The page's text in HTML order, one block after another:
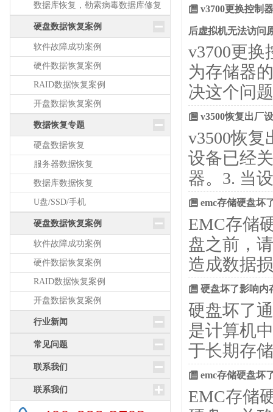
数据库恢复，勒索病毒数据库修复
硬盘数据恢复案例
软件故障成功案例
硬件数据恢复案例
RAID数据恢复案例
开盘数据恢复案例
数据恢复专题
硬盘数据恢复
服务器数据恢复
数据库数据恢复
U盘/SSD/手机
硬盘数据恢复案例
软件故障成功案例
硬件数据恢复案例
RAID数据恢复案例
开盘数据恢复案例
行业新闻
常见问题
联系我们
联系我们
v3700更换控制
后虚拟机无法访问
v3700更
为存储器
决这个问
v3500恢复出厂
v3500恢复
设备已经
器。3. 当
emc存储硬盘坏
EMC存储
盘之前，
造成数据
硬盘坏了影响内
硬盘坏了
是计算机
于长期存
emc存储硬盘坏
EMC存储